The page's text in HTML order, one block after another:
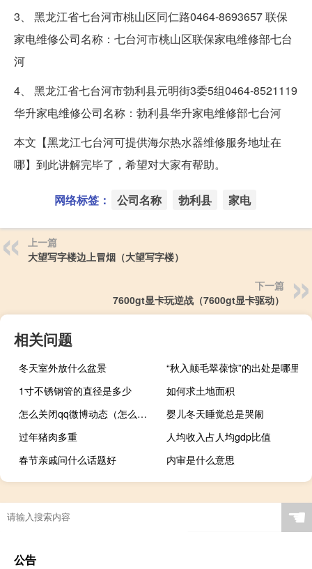
3、 黑龙江省七台河市桃山区同仁路0464-8693657 联保
家电维修公司名称：七台河市桃山区联保家电维修部七台
河
4、 黑龙江省七台河市勃利县元明街3委5组0464-8521119
华升家电维修公司名称：勃利县华升家电维修部七台河
本文【黑龙江七台河可提供海尔热水器维修服务地址在
哪】到此讲解完毕了，希望对大家有帮助。
网络标签： 公司名称 勃利县 家电
上一篇
大望写字楼边上冒烟（大望写字楼）
下一篇
7600gt显卡玩逆战（7600gt显卡驱动）
相关问题
冬天室外放什么盆景
“秋入颠毛翠葆惊”的出处是哪里
1寸不锈钢管的直径是多少
如何求土地面积
怎么关闭qq微博动态（怎么关闭qq微博）
婴儿冬天睡觉总是哭闹
过年猪肉多重
人均收入占人均gdp比值
春节亲戚问什么话题好
内审是什么意思
☚
公告